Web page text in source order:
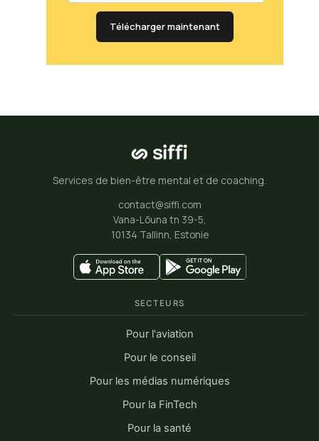
Télécharger maintenant
Services de bien-être mental et de coaching.
contact@siffi.com
Vana-Lõuna tn 39-5,
10134 Tallinn, Estonie
SECTEURS
Pour l'aviation
Pour le conseil
Pour les médias numériques
Pour la FinTech
Pour la santé